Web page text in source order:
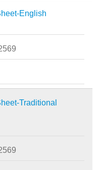
English
Traditional